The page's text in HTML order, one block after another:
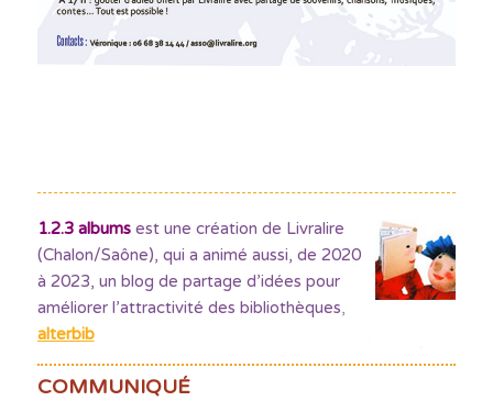
1.2.3 albumsest une création de Livralire
(Chalon/Saône), qui a animé aussi, de 2020
à 2023, un blog de partage d’idées pour
améliorer l’attractivité des bibliothèques,
alterbib
COMMUNIQUÉ